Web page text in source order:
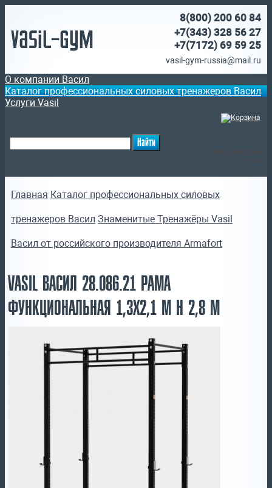
Vasil-Gym
8(800) 200 60 84
+7(343) 328 56 27
+7(7172) 69 59 25
vasil-gym-russia@mail.ru
О компании Васил
Каталог профессиональных силовых тренажеров Васил
Услуги Vasil
Главная Каталог профессиональных силовых
тренажеров Васил Знаменитые Тренажёры Vasil
Васил от российского производителя Armafort
VASIL ВАСИЛ 28.086.21 РАМА
ФУНКЦИОНАЛЬНАЯ 1,3Х2,1 М Н 2,8 М